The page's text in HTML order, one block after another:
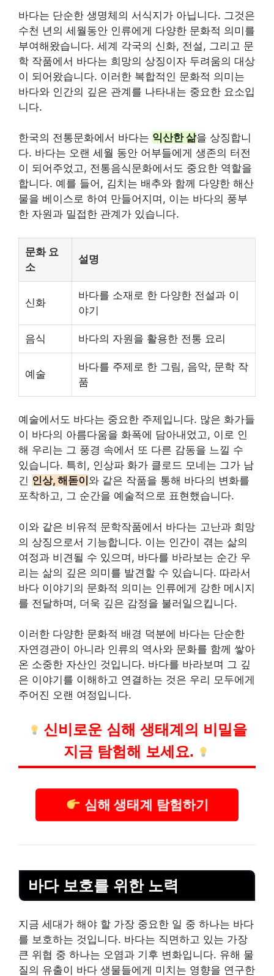
바다는 단순한 생명체의 서식지가 아닙니다. 그것은
수천 년의 세월동안 인류에게 다양한 문화적 의미를
부여해왔습니다. 세계 각국의 신화, 전설, 그리고 문
학 작품에서 바다는 희망의 상징이자 두려움의 대상
이 되어왔습니다. 이러한 복합적인 문화적 의미는
바다와 인간의 깊은 관계를 나타내는 중요한 요소입
니다.
한국의 전통문화에서 바다는 익산한 삶을 상징합니
다. 바다는 오랜 세월 동안 어부들에게 생존의 터전
이 되어주었고, 전통음식문화에서도 중요한 역할을
합니다. 예를 들어, 김치는 배추와 함께 다양한 해산
물을 베이스로 하여 만들어지며, 이는 바다의 풍부
한 자원과 밀접한 관계가 있습니다.
문화 요
소
설명
신화
바다를 소재로 한 다양한 전설과 이
야기
음식 바다의 자원을 활용한 전통 요리
예술
바다를 주제로 한 그림, 음악, 문학 작
품
예술에서도 바다는 중요한 주제입니다. 많은 화가들
이 바다의 아름다움을 화폭에 담아내었고, 이로 인
해 우리는 그 풍경 속에서 또 다른 감동을 느낄 수
있습니다. 특히, 인상파 화가 클로드 모네는 그가 남
긴 인상, 해돋이 와 같은 작품을 통해 바다의 변화를
포착하고, 그 순간을 예술적으로 표현했습니다.
이와 같은 비유적 문학작품에서 바다는 고난과 희망
의 상징으로서 기능합니다. 이는 인간이 겪는 삶의
여정과 비견될 수 있으며, 바다를 바라보는 순간 우
리는 삶의 깊은 의미를 발견할 수 있습니다. 따라서
바다 이야기의 문화적 의미는 인류에게 강한 메시지
를 전달하며, 더욱 깊은 감정을 불러일으킵니다.
이러한 다양한 문화적 배경 덕분에 바다는 단순한
자연경관이 아니라 인류의 역사와 문화를 함께 쌓아
온 소중한 자산인 것입니다. 바다를 바라보며 그 깊
은 이야기를 이해하고 연결하는 것은 우리 모두에게
주어진 오랜 여정입니다.
신비로운 심해 생태계의 비밀을
지금 탐험해 보세요.
심해 생태계 탐험하기
바다 보호를 위한 노력
지금 세대가 해야 할 가장 중요한 일 중 하나는 바다
를 보호하는 것입니다. 바다는 직면하고 있는 가장
큰 위협 중 하나는 오염과 기후 변화입니다. 유해 물
질의 유출이 바다 생물들에게 미치는 영향을 연구한